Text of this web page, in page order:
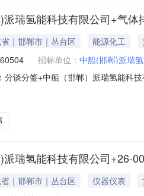
瑞氢能科技有限公司+气
｜邯郸市｜丛台区 能源化工
招标单位： 中船(邯郸)派瑞
分谈分签+中船（邯郸）派瑞氢能科
型号计量单位采购数量中标数量成交
瑞氢能科技有限公司+26-
｜邯郸市｜丛台区 仪器仪表